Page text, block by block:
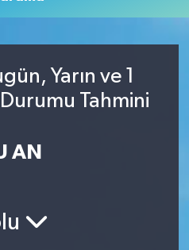
Yarın ve 1
Tahmini
AN